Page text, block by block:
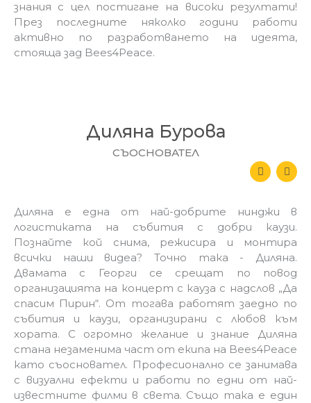
знания с цел постигане на високи резултати!
През последните няколко години работи
активно по разработването на идеята,
стояща зад Bees4Peace.
Диляна Бурова
СЪОСНОВАТЕЛ
L
i
n
e
d
n
-
i
n
E
n
v
o
p
e
Диляна е една от най-добрите нинджи в
логистиката на събития с добри каузи.
Познайте кой снима, режисира и монтира
всички наши видеа? Точно така - Диляна.
Двамата с Георги се срещат по повод
организацията на концерт с кауза с надслов „Да
спасим Пирин“. От тогава работят заедно по
събития и каузи, организирани с любов към
хората. С огромно желание и знание Диляна
стана незаменима част от екипа на Bees4Peace
като съосновател. Професионално се занимава
с визуални ефекти и работи по едни от най-
известните филми в света. Също така е един